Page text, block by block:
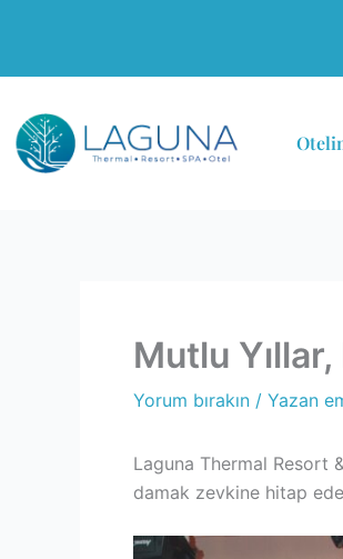
Mutlu
Yorum bırakın / Yazan
Laguna Thermal Resort
damak zevkine hitap